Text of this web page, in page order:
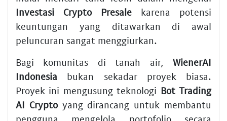
Investasi Crypto Presale karena potensi
keuntungan yang ditawarkan di awal
peluncuran sangat menggiurkan.
Bagi komunitas di tanah air, WienerAI
Indonesia bukan sekadar proyek biasa.
Proyek ini mengusung teknologi Bot Trading
AI Cryptoyang dirancang untuk membantu